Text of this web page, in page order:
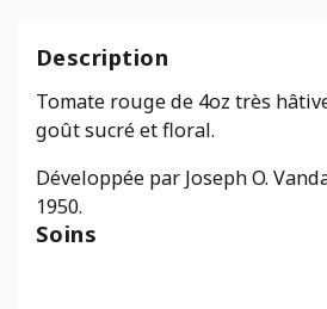
#13Description
Tomate rouge de 4oz très
goût sucré et floral.
Développée par Joseph O.
1950.
Soins